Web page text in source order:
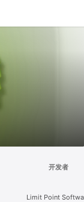
开发者
Limit Point